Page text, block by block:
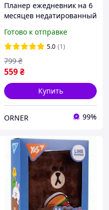
Планер ежедневник на 6
месяцев недатированный
«Планер серьезного
человека» желто-черный
256 стр.
Готово к отправке
5.0 (1)
559₴
799 ₴
Купить
ORNER 99%